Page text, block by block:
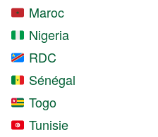
Maroc
Nigeria
RDC
Sénégal
Togo
Tunisie